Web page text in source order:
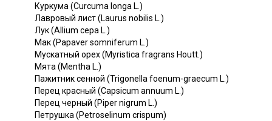
Куркума (Curcuma longa L.)
Лавровый лист (Laurus nobilis L.)
Лук (Allium сера L.)
Мак (Papaver somniferum L.)
Мускатный орех (Myristica fragrans Houtt.)
Мята (Mentha L.)
Пажитник сенной (Trigonella foenum-graecum L.)
Перец красный (Capsicum annuum L.)
Перец черный (Piper nigrum L.)
Петрушка (Petroselinum crispum)